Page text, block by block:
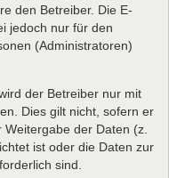
den Betreiber. Die E-
jedoch nur für den
(Administratoren)
der Betreiber nur mit
Dies gilt nicht, sofern er
der Daten (z.
ist oder die Daten zur
sind.